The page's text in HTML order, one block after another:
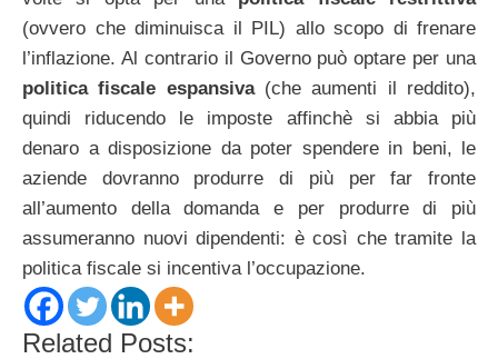
(ovvero che diminuisca il PIL) allo scopo di frenare
l’inflazione. Al contrario il Governo può optare per una
politica fiscale espansiva(che aumenti il reddito),
quindi riducendo le imposte affinchè si abbia più
denaro a disposizione da poter spendere in beni, le
aziende dovranno produrre di più per far fronte
all’aumento della domanda e per produrre di più
assumeranno nuovi dipendenti: è così che tramite la
politica fiscale si incentiva l’occupazione.
Related Posts: